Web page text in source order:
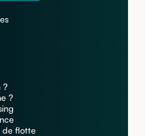
?
?
de flotte